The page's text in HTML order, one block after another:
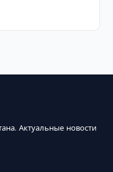
Актуальные новости